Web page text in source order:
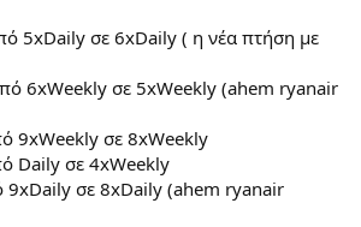
5xDaily σε 6xDaily ( η νέα πτήση με
6xWeekly σε 5xWeekly (ahem ryanair
9xWeekly σε 8xWeekly
Daily σε 4xWeekly
9xDaily σε 8xDaily (ahem ryanair